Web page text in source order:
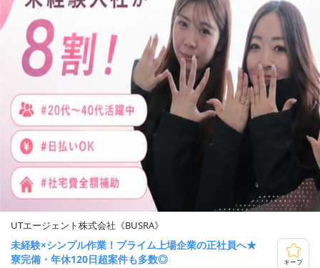
UTエージェント株式会社《BUSRA》
未経験×シンプル作業！プライム上場企業の正社員へ★
寮完備・年休120日超案件も多数◎
キープ